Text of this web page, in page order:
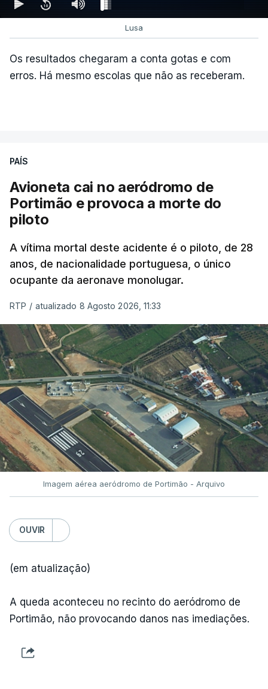
Lusa
Os resultados chegaram a conta gotas e com
erros. Há mesmo escolas que não as receberam.
PAÍS
Avioneta cai no aeródromo de
Portimão e provoca a morte do
piloto
A vítima mortal deste acidente é o piloto, de 28
anos, de nacionalidade portuguesa, o único
ocupante da aeronave monolugar.
RTP / atualizado 8 Agosto 2026, 11:33
Imagem aérea aeródromo de Portimão - Arquivo
OUVIR
(em atualização)
A queda aconteceu no recinto do aeródromo de
Portimão, não provocando danos nas imediações.